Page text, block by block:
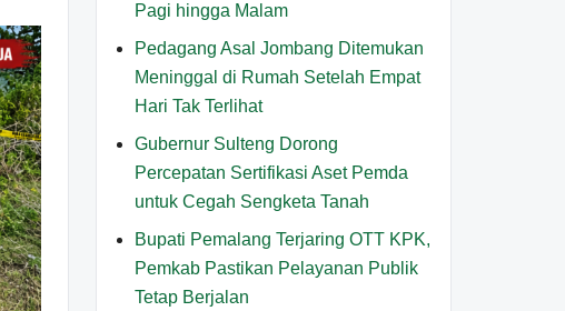
Pagi hingga Malam
Pedagang Asal Jombang Ditemukan
Meninggal di Rumah Setelah Empat
Hari Tak Terlihat
Gubernur Sulteng Dorong
Percepatan Sertifikasi Aset Pemda
untuk Cegah Sengketa Tanah
Bupati Pemalang Terjaring OTT KPK,
Pemkab Pastikan Pelayanan Publik
Tetap Berjalan